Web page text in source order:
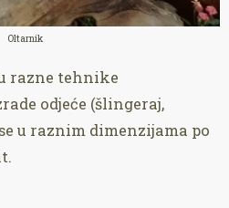
Oltarnik
razne tehnike
odjeće (šlingeraj,
u raznim dimenzijama po